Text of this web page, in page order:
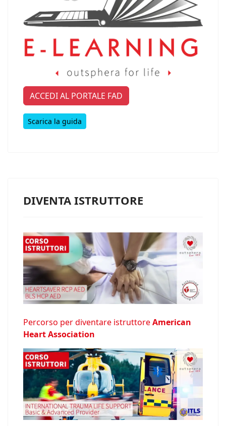
ACCEDI AL PORTALE FAD
Scarica la guida
DIVENTA ISTRUTTORE
Percorso per diventare istruttoreAmerican
Heart Association